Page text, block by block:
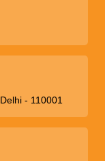
- 110001